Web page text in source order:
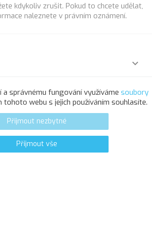
kdykoliv zrušit. Pokud to chcete udělat,
naleznete v právním oznámení.


a správnému fungování využíváme soubory
tohoto webu s jejich používáním souhlasíte.
Přijmout nezbytné
Přijmout vše
spol. s r.o.